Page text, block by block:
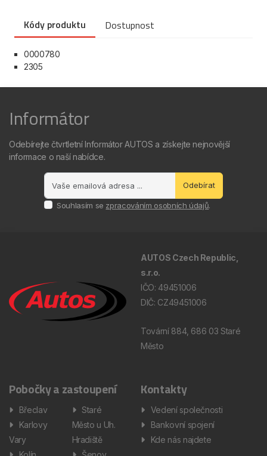
Kódy produktu Dostupnost
0000780
2305
Informátor
Odebírejte čtvrtletní Informátor AUTOS a získejte nejnovější
informace o naší nabídce.
Odebírat
Souhlasím se zpracováním osobních údajů.
AUTOS Czech Republic,
s.r.o.
IČO: 49451006
DIČ: CZ49451006
Tovární 884, 686 03 Staré
Město
Pobočky a zastoupení
Břeclav
Karlovy
Vary
Staré
Město u Uh.
Hradiště
Kontakty
Vedení společnosti
Bankovní spojení
Kde nás najdete